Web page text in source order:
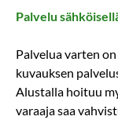
Palvelu
Palvelua varten
kuvauksen
Alustalla hoituu
varaaja saa